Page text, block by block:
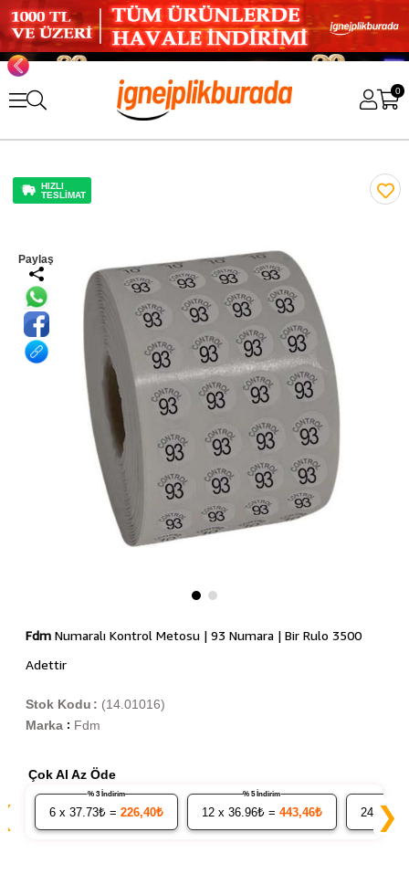
0
HIZLI
TESLİMAT
Paylaş
FdmNumaralı Kontrol Metosu | 93 Numara | Bir Rulo 3500
Adettir
(14.01016)
Stok Kodu
Marka : Fdm
Çok Al Az Öde
6x 37.73₺ = 226,40₺
% 3 İndirim
12x 36.96₺ = 443,46₺
% 5 İndirim
24x❯